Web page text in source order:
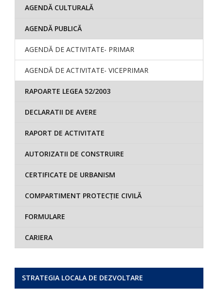
AGENDĂ CULTURALĂ
AGENDĂ PUBLICĂ
AGENDĂ DE ACTIVITATE- PRIMAR
AGENDĂ DE ACTIVITATE- VICEPRIMAR
RAPOARTE LEGEA 52/2003
DECLARATII DE AVERE
RAPORT DE ACTIVITATE
AUTORIZATII DE CONSTRUIRE
CERTIFICATE DE URBANISM
COMPARTIMENT PROTECȚIE CIVILĂ
FORMULARE
CARIERA
STRATEGIA LOCALA DE DEZVOLTARE